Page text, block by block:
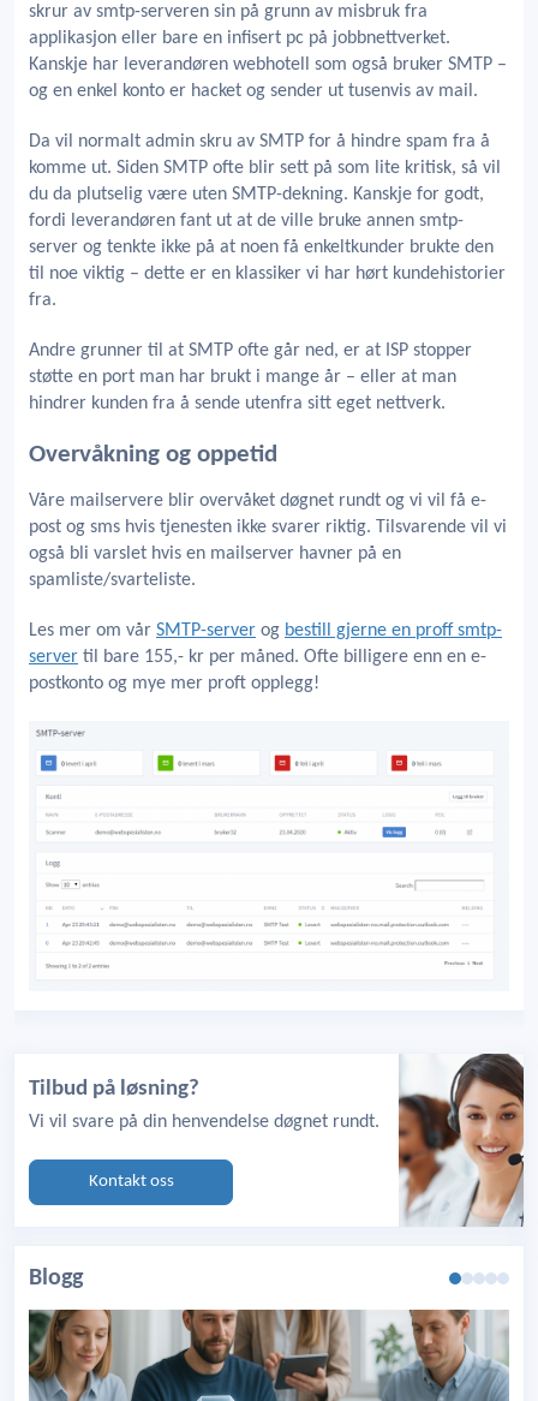
skrur av smtp-serveren sin på grunn av misbruk fra
applikasjon eller bare en infisert pc på jobbnettverket.
Kanskje har leverandøren webhotell som også bruker SMTP –
og en enkel konto er hacket og sender ut tusenvis av mail.
Da vil normalt admin skru av SMTP for å hindre spam fra å
komme ut. Siden SMTP ofte blir sett på som lite kritisk, så vil
du da plutselig være uten SMTP-dekning. Kanskje for godt,
fordi leverandøren fant ut at de ville bruke annen smtp-
server og tenkte ikke på at noen få enkeltkunder brukte den
til noe viktig – dette er en klassiker vi har hørt kundehistorier
fra.
Andre grunner til at SMTP ofte går ned, er at ISP stopper
støtte en port man har brukt i mange år – eller at man
hindrer kunden fra å sende utenfra sitt eget nettverk.
Overvåkning og oppetid
Våre mailservere blir overvåket døgnet rundt og vi vil få e-
post og sms hvis tjenesten ikke svarer riktig. Tilsvarende vil vi
også bli varslet hvis en mailserver havner på en
spamliste/svarteliste.
Les mer om vår SMTP-server og bestill gjerne en proff smtp-
server til bare 155,- kr per måned. Ofte billigere enn en e-
postkonto og mye mer proft opplegg!
Tilbud på løsning?
Vi vil svare på din henvendelse døgnet rundt.
Kontakt oss
Blogg